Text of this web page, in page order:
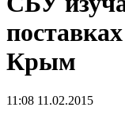
Крым
11:08 11.02.2015